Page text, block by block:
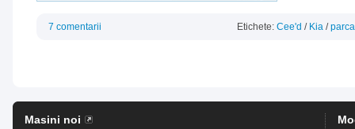
7 comentarii Etichete: Cee'd / Kia /
Masini noi